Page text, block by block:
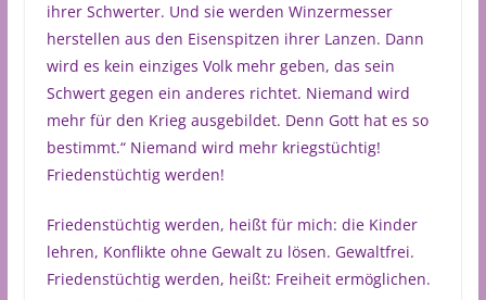
ihrer Schwerter. Und sie werden Winzermesser
herstellen aus den Eisenspitzen ihrer Lanzen. Dann
wird es kein einziges Volk mehr geben, das sein
Schwert gegen ein anderes richtet. Niemand wird
mehr für den Krieg ausgebildet. Denn Gott hat es so
bestimmt.“ Niemand wird mehr kriegstüchtig!
Friedenstüchtig werden!
Friedenstüchtig werden, heißt für mich: die Kinder
lehren, Konflikte ohne Gewalt zu lösen. Gewaltfrei.
Friedenstüchtig werden, heißt: Freiheit ermöglichen.